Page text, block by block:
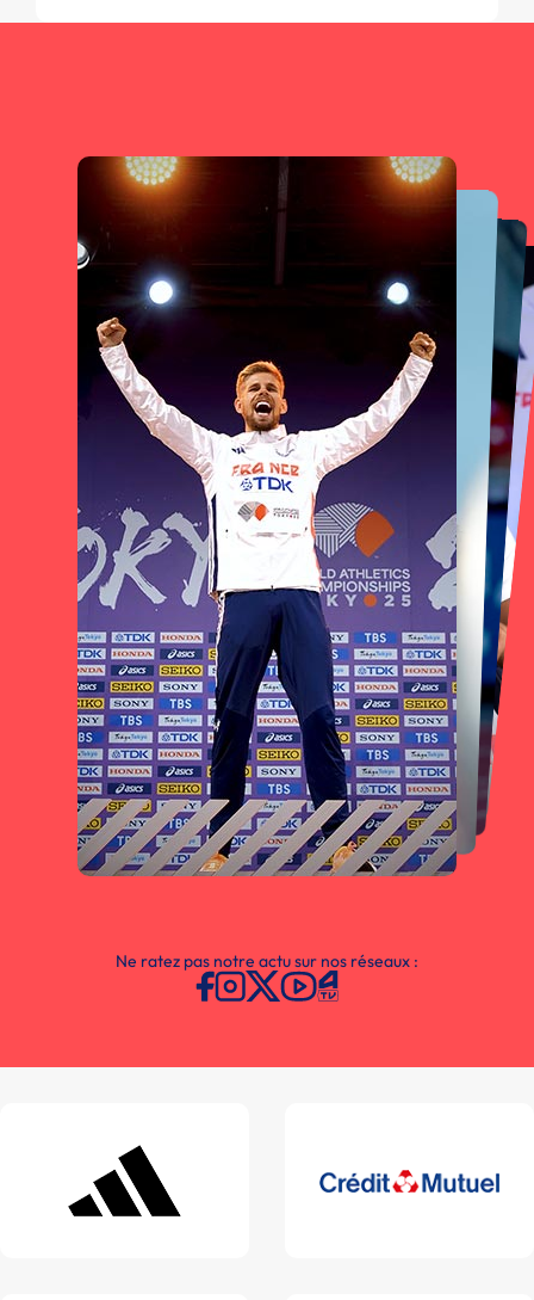
Ne ratez pas notre actu sur nos réseaux :